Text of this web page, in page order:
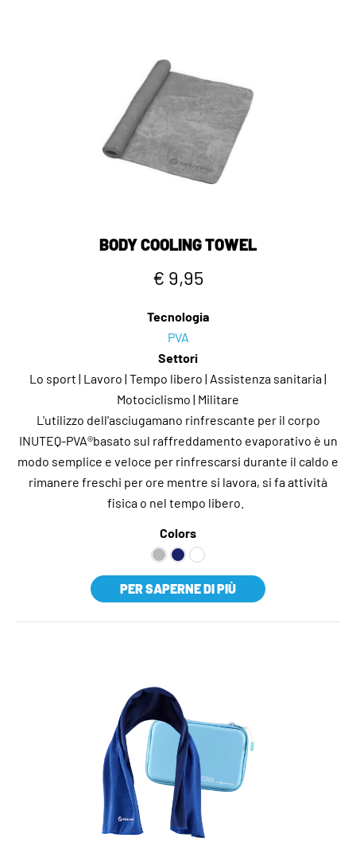
BODY COOLING TOWEL
€ 9,95
Tecnologia
PVA
Settori
Lo sport | Lavoro | Tempo libero | Assistenza sanitaria |
Motociclismo | Militare
L'utilizzo dell'asciugamano rinfrescante per il corpo
INUTEQ-PVA®basato sul raffreddamento evaporativo è un
modo semplice e veloce per rinfrescarsi durante il caldo e
rimanere freschi per ore mentre si lavora, si fa attività
fisica o nel tempo libero.
Colors
PER SAPERNE DI PIÙ